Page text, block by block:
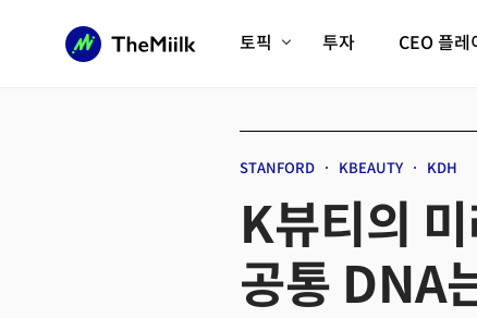
토픽
AX비즈니스혁명 미래 교육/직업
전체 기사 보기
투자 CEO 플레
STANFORD KBEAUTY KDH
K뷰티의
공통 DNA